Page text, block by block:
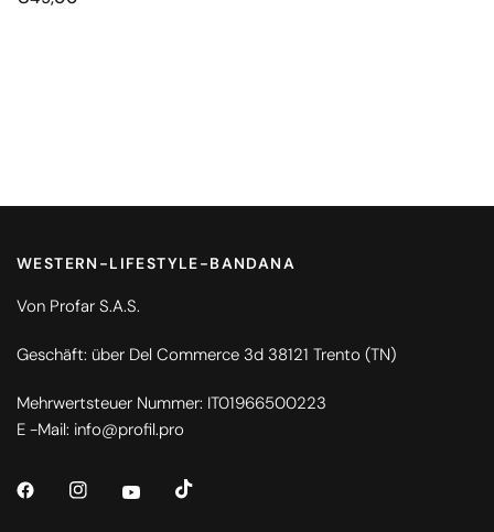
WESTERN-LIFESTYLE-BANDANA
Von Profar S.A.S.
Geschäft: über Del Commerce 3d 38121 Trento (TN)
Mehrwertsteuer Nummer: IT01966500223
E -Mail: info@profil.pro